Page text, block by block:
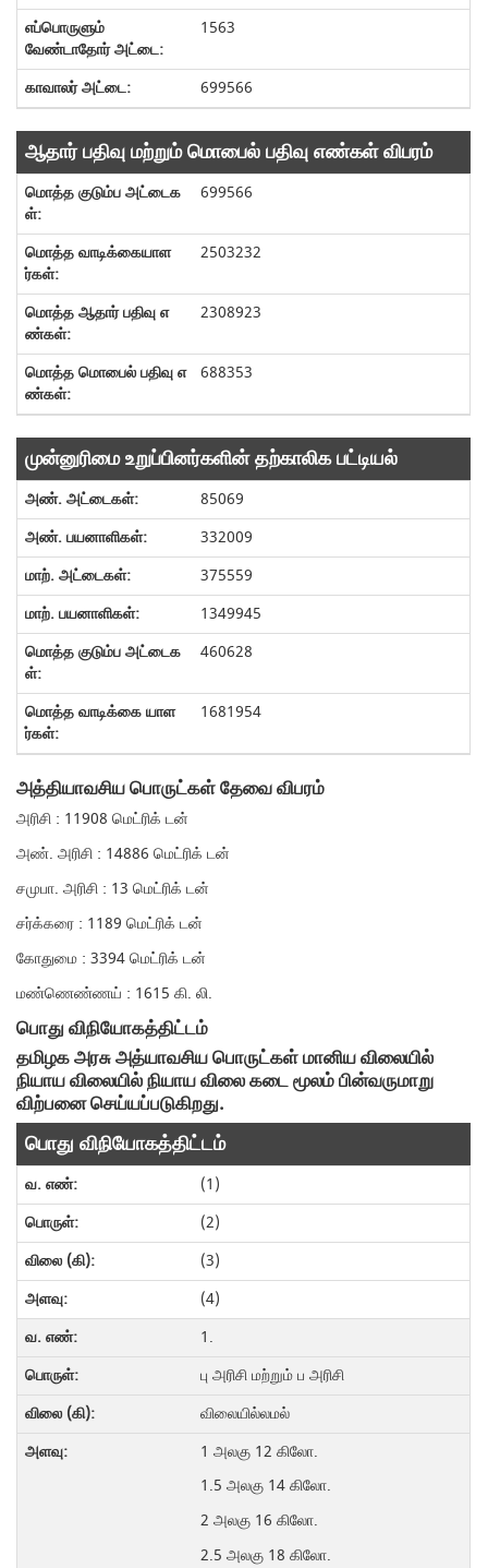
1563
699566
ஆதார் பதிவு மற்றும் மொபைல் பதிவு எண்கள் விபரம்
699566
2503232
2308923
688353
முன்னுரிமை உறுப்பினர்களின் தற்காலிக பட்டியல்
85069
332009
375559
1349945
460628
1681954
அத்தியாவசிய பொருட்கள் தேவை விபரம்
அரிசி : 11908 மெட்ரிக் டன்
அண். அரிசி : 14886 மெட்ரிக் டன்
சமுபா. அரிசி : 13 மெட்ரிக் டன்
சர்க்கரை : 1189 மெட்ரிக் டன்
கோதுமை : 3394 மெட்ரிக் டன்
மண்ணெண்ணய் : 1615 கி. லி.
பொது விநியோகத்திட்டம்
தமிழக அரசு அத்யாவசிய பொருட்கள் மானிய விலையில்
நியாய விலையில் நியாய விலை கடை மூலம் பின்வருமாறு
விற்பனை செய்யப்படுகிறது.
பொது விநியோகத்திட்டம்
(1)
(2)
(3)
(4)
1.
பு அரிசி மற்றும் ப அரிசி
விலையில்லமல்
1 அலகு 12 கிலோ.
1.5 அலகு 14 கிலோ.
2 அலகு 16 கிலோ.
2.5 அலகு 18 கிலோ.